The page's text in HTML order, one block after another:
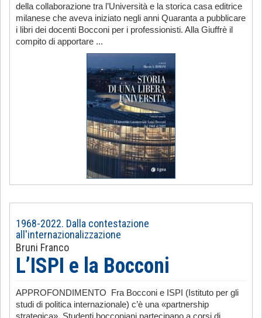
della collaborazione tra l’Università e la storica casa editrice
milanese che aveva iniziato negli anni Quaranta a pubblicare
i libri dei docenti Bocconi per i professionisti. Alla Giuffrè il
compito di apportare ...
1968-2022. Dalla contestazione
all'internazionalizzazione
Bruni Franco
L’ISPI e la Bocconi
APPROFONDIMENTO Fra Bocconi e ISPI (Istituto per gli
studi di politica internazionale) c’è una «partnership